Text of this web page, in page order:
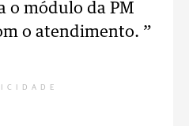
o módulo da PM
o atendimento. ”